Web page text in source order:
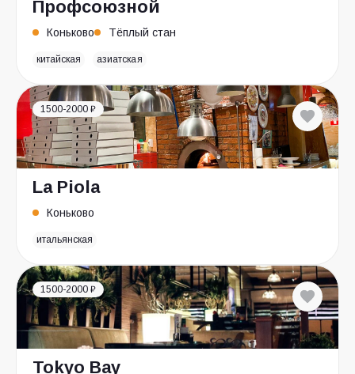
Профсоюзной
Коньково Тёплый стан
китайская азиатская
1500-2000 ₽
La Piola
Коньково
итальянская
1500-2000 ₽
Tokyo Bay